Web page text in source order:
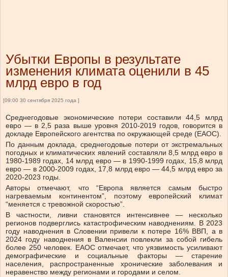
Убытки Европы в результате
изменения климата оценили в 45
млрд евро в год
[09:00 30 сентября 2025 года ]
Среднегодовые экономические потери составили 44,5 млрд
евро — в 2,5 раза выше уровня 2010-2019 годов, говорится в
докладе Европейского агентства по окружающей среде (ЕАОС).
По данным доклада, среднегодовые потери от экстремальных
погодных и климатических явлений составляли 8,5 млрд евро в
1980-1989 годах, 14 млрд евро — в 1990-1999 годах, 15,8 млрд
евро — в 2000-2009 годах, 17,8 млрд евро — 44,5 млрд евро за
2020-2023 годы.
Авторы отмечают, что “Европа является самым быстро
нагреваемым континентом”, поэтому европейский климат
“меняется с тревожной скоростью”.
В частности, ливни становятся интенсивнее — несколько
регионов подверглись катастрофическим наводнениям. В 2023
году наводнения в Словении привели к потере 16% ВВП, а в
2024 году наводнения в Валенсии повлекли за собой гибель
более 250 человек. ЕАОС отмечает, что уязвимость усиливают
демографические и социальные факторы — старение
населения, распространенные хронические заболевания и
неравенство между регионами и городами и селом.